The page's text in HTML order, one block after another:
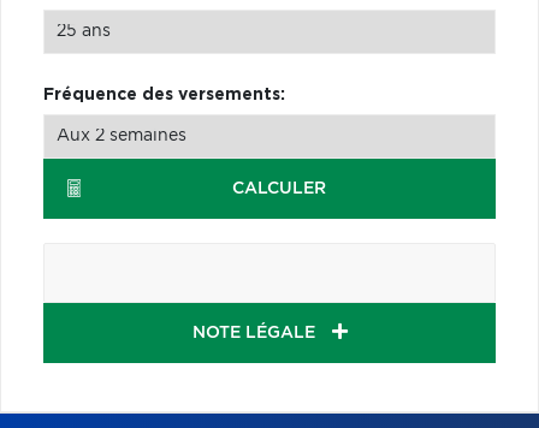
Fréquence des versements:
CALCULER
NOTE LÉGALE